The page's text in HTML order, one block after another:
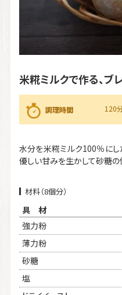
米糀ミルクで作る、ブ
調理時間 120
水分を米糀ミルク100％にし
優しい甘みを生かして砂糖の
材料（8個分）
具 材
強力粉
薄力粉
砂糖
塩